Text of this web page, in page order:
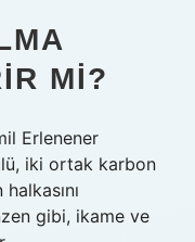
MI?
Erlenener
iki ortak karbon
gibi, ikame ve